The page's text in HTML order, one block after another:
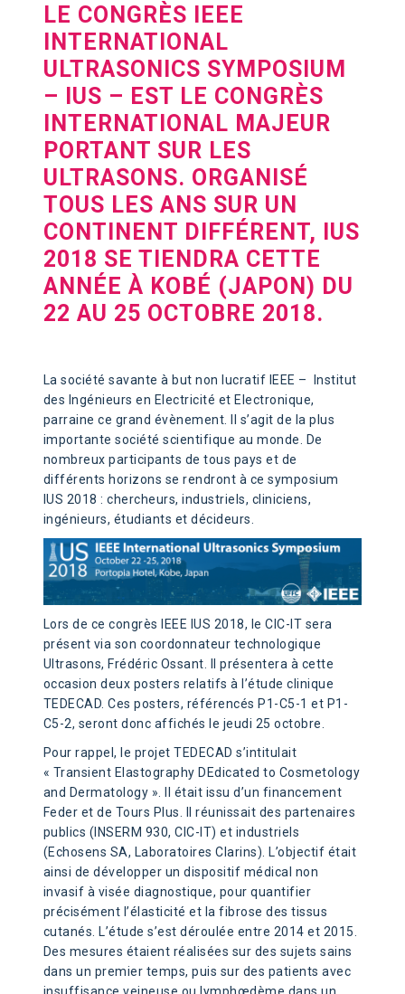
LE CONGRÈS IEEE
INTERNATIONAL
ULTRASONICS SYMPOSIUM
– IUS – EST LE CONGRÈS
INTERNATIONAL MAJEUR
PORTANT SUR LES
ULTRASONS. ORGANISÉ
TOUS LES ANS SUR UN
CONTINENT DIFFÉRENT, IUS
2018 SE TIENDRA CETTE
ANNÉE À KOBÉ (JAPON) DU
22 AU 25 OCTOBRE 2018.
La société savante à but non lucratif IEEE – Institut
des Ingénieurs en Electricité et Electronique,
parraine ce grand évènement. Il s’agit de la plus
importante société scientifique au monde. De
nombreux participants de tous pays et de
différents horizons se rendront à ce symposium
IUS 2018 : chercheurs, industriels, cliniciens,
ingénieurs, étudiants et décideurs.
Lors de ce congrès IEEE IUS 2018, le CIC-IT sera
présent via son coordonnateur technologique
Ultrasons, Frédéric Ossant. Il présentera à cette
occasion deux posters relatifs à l’étude clinique
TEDECAD. Ces posters, référencés P1-C5-1 et P1-
C5-2, seront donc affichés le jeudi 25 octobre.
Pour rappel, le projet TEDECAD s’intitulait
« Transient Elastography DEdicated to Cosmetology
and Dermatology ». Il était issu d’un financement
Feder et de Tours Plus. Il réunissait des partenaires
publics (INSERM 930, CIC-IT) et industriels
(Echosens SA, Laboratoires Clarins). L’objectif était
ainsi de développer un dispositif médical non
invasif à visée diagnostique, pour quantifier
précisément l’élasticité et la fibrose des tissus
cutanés. L’étude s’est déroulée entre 2014 et 2015.
Des mesures étaient réalisées sur des sujets sains
dans un premier temps, puis sur des patients avec